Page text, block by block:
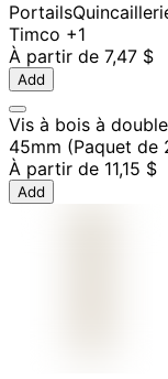
Portails
Timco +1
À partir de 7,47 $
Add
Vis à bois à
45mm (Paquet de
À partir de 11,15 $
Add